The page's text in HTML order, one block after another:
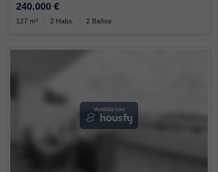
240.000 €
127 m² 2 Habs. 2 Baños
Vendida con